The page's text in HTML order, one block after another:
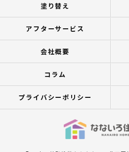
塗り替え
アフターサービス
会社概要
コラム
プライバシーポリシー